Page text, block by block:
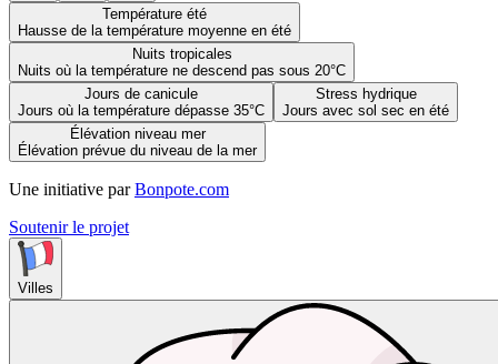
Température été
Hausse de la température moyenne en été
Nuits tropicales
Nuits où la température ne descend pas sous 20°C
Jours de canicule
Jours où la température dépasse 35°C
Stress hydrique
Jours avec sol sec en été
Élévation niveau mer
Élévation prévue du niveau de la mer
Une initiative par Bonpote.com
Soutenir le projet
Villes